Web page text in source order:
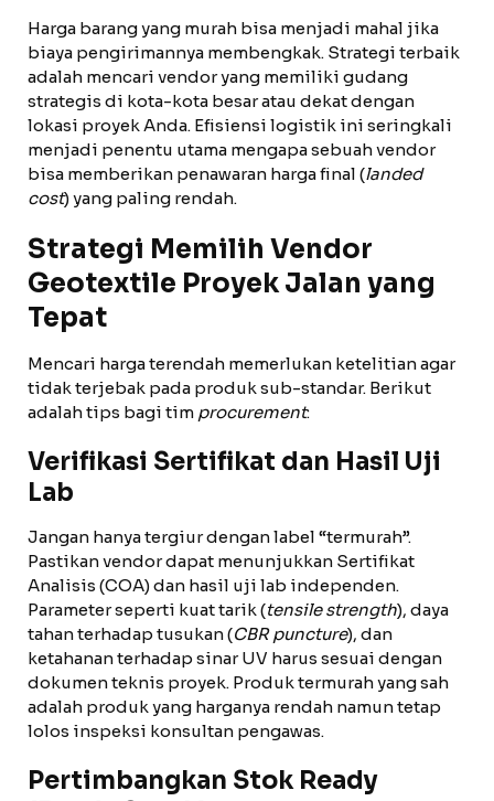
Harga barang yang murah bisa menjadi mahal jika
biaya pengirimannya membengkak. Strategi terbaik
adalah mencari vendor yang memiliki gudang
strategis di kota-kota besar atau dekat dengan
lokasi proyek Anda. Efisiensi logistik ini seringkali
menjadi penentu utama mengapa sebuah vendor
bisa memberikan penawaran harga final (landed
cost) yang paling rendah.
Strategi Memilih Vendor
Geotextile Proyek Jalan yang
Tepat
Mencari harga terendah memerlukan ketelitian agar
tidak terjebak pada produk sub-standar. Berikut
adalah tips bagi tim procurement:
Verifikasi Sertifikat dan Hasil Uji
Lab
Jangan hanya tergiur dengan label “termurah”.
Pastikan vendor dapat menunjukkan Sertifikat
Analisis (COA) dan hasil uji lab independen.
Parameter seperti kuat tarik (tensile strength), daya
tahan terhadap tusukan (CBR puncture), dan
ketahanan terhadap sinar UV harus sesuai dengan
dokumen teknis proyek. Produk termurah yang sah
adalah produk yang harganya rendah namun tetap
lolos inspeksi konsultan pengawas.
Pertimbangkan Stok Ready